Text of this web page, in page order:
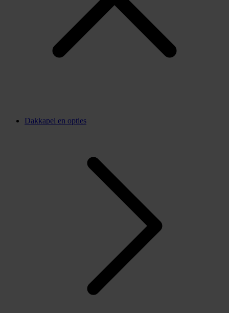
Dakkapel en opties